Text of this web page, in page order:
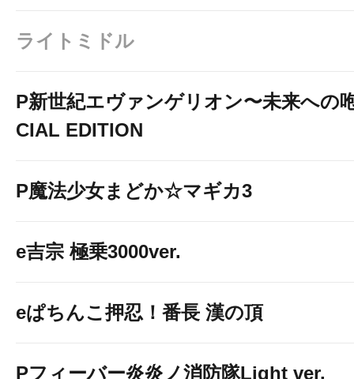
ライトミドル
P新世紀エヴァンゲリオン〜未来への
CIAL EDITION
P魔法少女まどか☆マギカ3
e吉宗 極乗3000ver.
eぱちんこ押忍！番長 漢の頂
Pフィーバー炎炎ノ消防隊Light ver.